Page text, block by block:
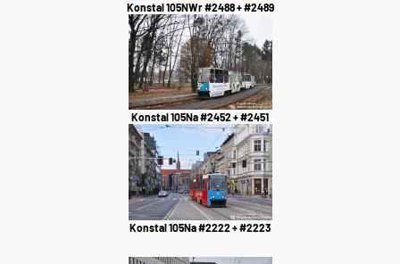
Konstal 105NWr #2488 + #2489
Konstal 105Na #2452 + #2451
Konstal 105Na #2222 + #2223